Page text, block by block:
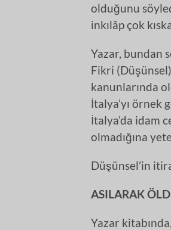
olduğunu
inkılâp çok
Yazar, bundan
Fikri
kanunlarında
İtalya’yı örnek
İtalya’da idam
olmadığına
Düşünsel’in
ASILARAK
Yazar